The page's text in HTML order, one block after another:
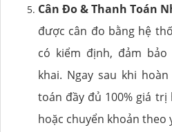
Cân Đo & Thanh Toán
được cân đo bằng hệ
có kiểm định, đảm
khai. Ngay sau khi
toán đầy đủ 100% giá
hoặc chuyển khoản theo